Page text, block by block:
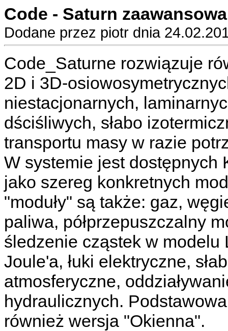
Code - Saturn
Dodane przez piotr dnia
Code_Saturne rozwiązuje
2D i 3D-
niestacjonarnych,
dściśliwych, słabo
transportu masy w razie
W systemie jest dostępnych
jako szereg konkretnych
"moduły" są także: gaz,
paliwa, półprzepuszczalny
śledzenie cząstek w
Joule'a, łuki elektryczne,
atmosferyczne,
hydraulicznych.
również wersja "Okienna".